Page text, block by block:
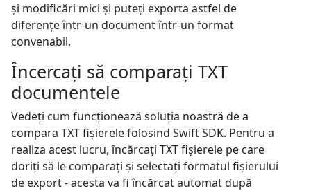
și modificări mici și puteți exporta astfel de
diferențe într-un document într-un format
convenabil.
Încercați să comparați TXT
documentele
Vedeți cum funcționează soluția noastră de a
compara TXT fișierele folosind Swift SDK. Pentru a
realiza acest lucru, încărcați TXT fișierele pe care
doriți să le comparați și selectați formatul fișierului
de export - acesta va fi încărcat automat după